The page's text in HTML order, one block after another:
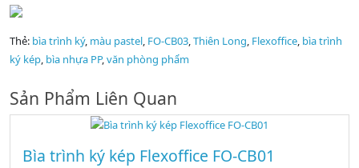
Thẻ: bìa trình ký, màu pastel, FO-CB03,Thiên Long, Flexoffice, bìa trình
ký kép, bìa nhựa PP,văn phòng phẩm
Sản Phẩm Liên Quan
Bìa trình ký kép Flexoffice FO-CB01